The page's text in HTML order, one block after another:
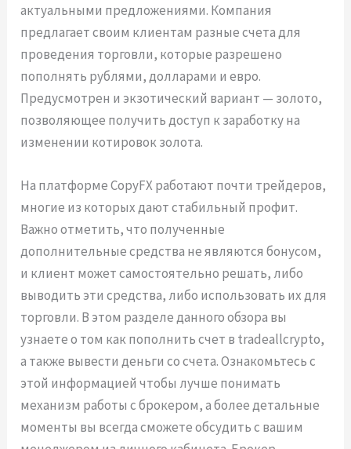
актуальными предложениями. Компания
предлагает своим клиентам разные счета для
проведения торговли, которые разрешено
пополнять рублями, долларами и евро.
Предусмотрен и экзотический вариант — золото,
позволяющее получить доступ к заработку на
изменении котировок золота.
На платформе CopyFX работают почти трейдеров,
многие из которых дают стабильный профит.
Важно отметить, что полученные
дополнительные средства не являются бонусом,
и клиент может самостоятельно решать, либо
выводить эти средства, либо использовать их для
торговли. В этом разделе данного обзора вы
узнаете о том как пополнить счет в tradeallcrypto,
а также вывести деньги со счета. Ознакомьтесь с
этой информацией чтобы лучше понимать
механизм работы с брокером, а более детальные
моменты вы всегда сможете обсудить с вашим